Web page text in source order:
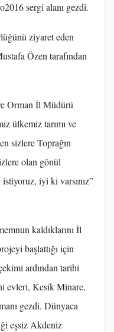
sergi alanı gezdi.
ziyaret eden
Özen tarafından
Orman İl Müdürü
ülkemiz tarımı ve
sizlere Toprağın
olan gönül
iyi ki varsınız”
kaldıklarını İl
başlattığı için
ardından tarihi
evleri, Kesik Minare,
gezdi. Dünyaca
eşsiz Akdeniz